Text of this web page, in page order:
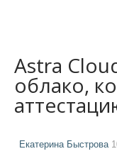
Astra
облако,
Екатерина Быстрова